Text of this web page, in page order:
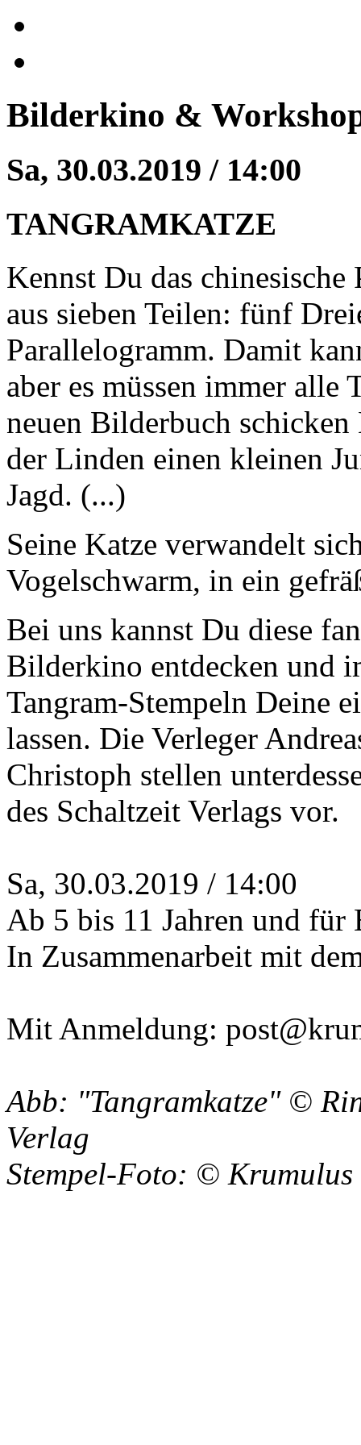
Bilderkino &
Sa, 30.03.2019 / 14:00
TANGRAMKATZE
Kennst Du das chinesische
aus sieben Teilen: fünf
Parallelogramm. Damit
aber es müssen immer
neuen Bilderbuch
der Linden einen kleinen
Jagd. (...)
Seine Katze verwandelt
Vogelschwarm, in ein
Bei uns kannst Du diese
Bilderkino entdecken und
Tangram-Stempeln Deine
lassen. Die Verleger
Christoph stellen
des Schaltzeit Verlags vor.
Sa, 30.03.2019 / 14:00
Ab 5 bis 11 Jahren und für
In Zusammenarbeit mit
Mit Anmeldung:
Abb: "Tangramkatze" ©
Verlag
Stempel-Foto: © Krumulus